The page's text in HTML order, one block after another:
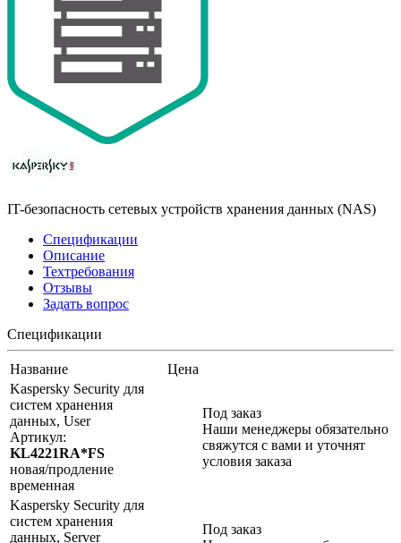
IT-безопасность сетевых устройств хранения данных (NAS)
Спецификации
Описание
Техтребования
Отзывы
Задать вопрос
Спецификации
Название
Цена
Kaspersky Security для
систем хранения
данных, User
Артикул:
KL4221RA*FS
новая/продление
временная
Под заказ
Наши менеджеры обязательно
свяжутся с вами и уточнят
условия заказа
Kaspersky Security для
систем хранения
данных, Server
Под заказ